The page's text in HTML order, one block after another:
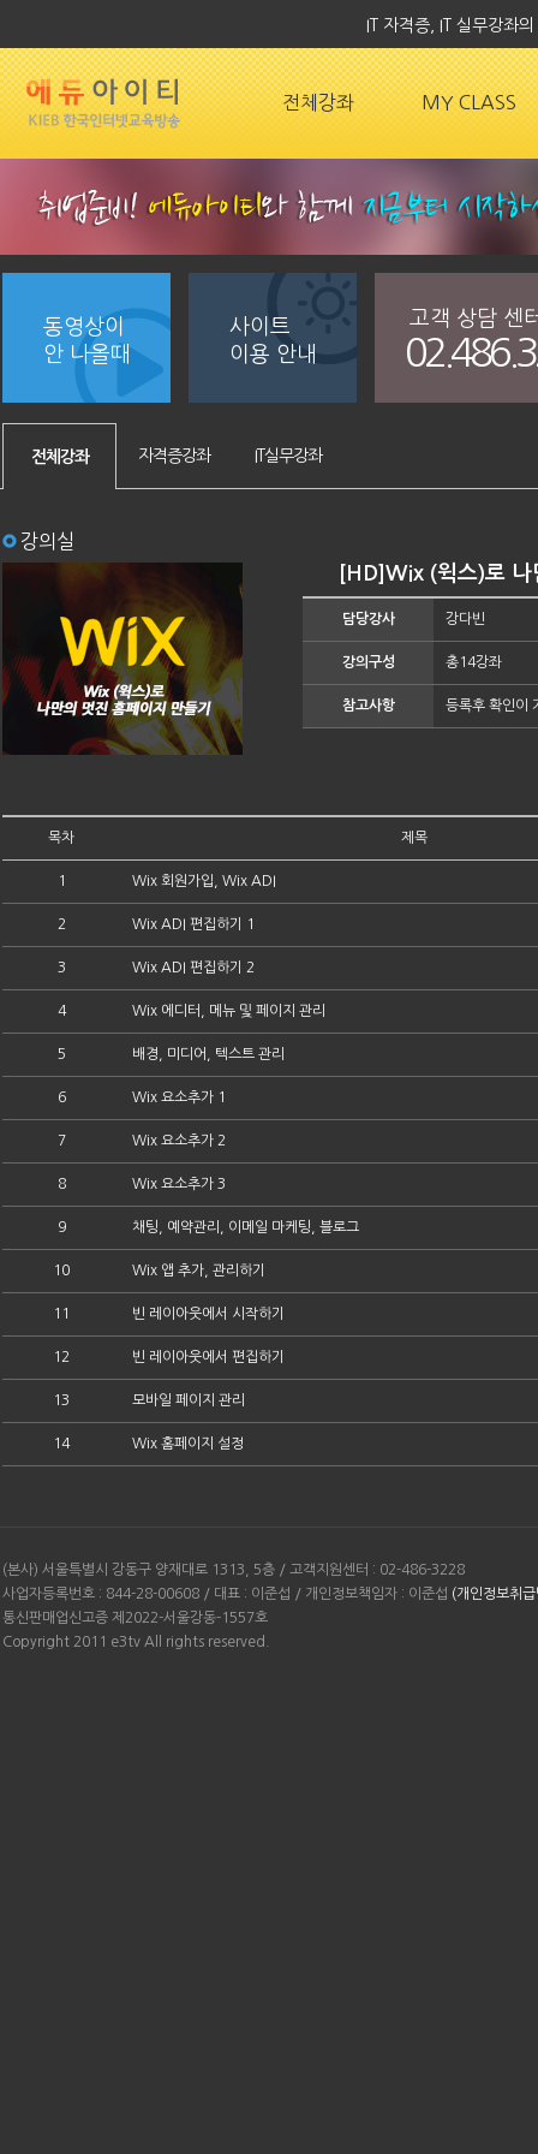
IT 자격증, IT 실무강좌
전체강좌 MY CLASS
동영상이
안 나올때
사이트
이용 안내
고객 상담 센
전체강좌 자격증강좌 IT실무강좌
강의실
[HD]Wix (윅스)로
담당강사 강다빈
강의구성 총14강좌
참고사항 등록후 확인이
목차 제목
1 Wix 회원가입, Wix ADI
2 Wix ADI 편집하기 1
3 Wix ADI 편집하기 2
4 Wix 에디터, 메뉴 및 페이지 관리
5 배경, 미디어, 텍스트 관리
6 Wix 요소추가 1
7 Wix 요소추가 2
8 Wix 요소추가 3
9 채팅, 예약관리, 이메일 마케팅, 블로그
10 Wix 앱 추가, 관리하기
11 빈 레이아웃에서 시작하기
12 빈 레이아웃에서 편집하기
13 모바일 페이지 관리
14 Wix 홈페이지 설정
(본사) 서울특별시 강동구 양재대로 1313, 5층 / 고객지원센터 : 02-486-3228
사업자등록번호 : 844-28-00608 / 대표 : 이준섭 / 개인정보책임자 : 이준섭 (개인정보취
통신판매업신고증 제2022-서울강동-1557호
Copyright 2011 e3tv All rights reserved.